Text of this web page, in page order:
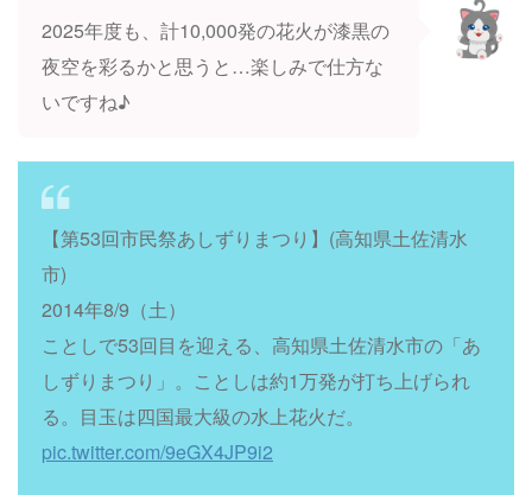
2025年度も、計10,000発の花火が漆黒の
夜空を彩るかと思うと…楽しみで仕方な
いですね♪
【第53回市民祭あしずりまつり】(高知県土佐清水
市)
2014年8/9（土）
ことしで53回目を迎える、高知県土佐清水市の「あ
しずりまつり」。ことしは約1万発が打ち上げられ
る。目玉は四国最大級の水上花火だ。
pic.twitter.com/9eGX4JP9i2